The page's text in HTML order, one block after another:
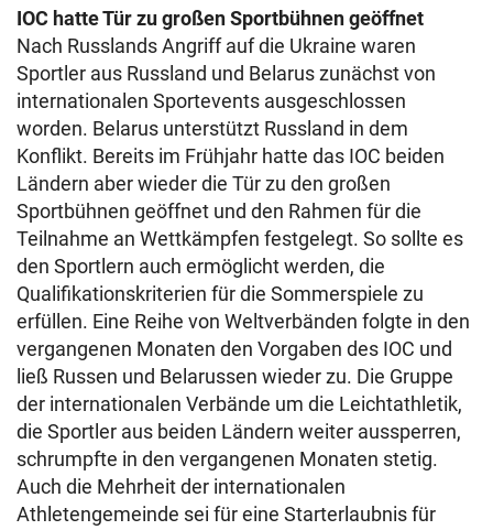
IOC hatte Tür zu großen Sportbühnen geöffnet
Nach Russlands Angriff auf die Ukraine waren
Sportler aus Russland und Belarus zunächst von
internationalen Sportevents ausgeschlossen
worden. Belarus unterstützt Russland in dem
Konflikt. Bereits im Frühjahr hatte das IOC beiden
Ländern aber wieder die Tür zu den großen
Sportbühnen geöffnet und den Rahmen für die
Teilnahme an Wettkämpfen festgelegt. So sollte es
den Sportlern auch ermöglicht werden, die
Qualifikationskriterien für die Sommerspiele zu
erfüllen. Eine Reihe von Weltverbänden folgte in den
vergangenen Monaten den Vorgaben des IOC und
ließ Russen und Belarussen wieder zu. Die Gruppe
der internationalen Verbände um die Leichtathletik,
die Sportler aus beiden Ländern weiter aussperren,
schrumpfte in den vergangenen Monaten stetig.
Auch die Mehrheit der internationalen
Athletengemeinde sei für eine Starterlaubnis für